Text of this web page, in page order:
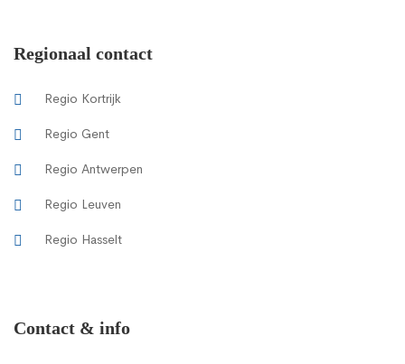
Regionaal contact
Regio Kortrijk
Regio Gent
Regio Antwerpen
Regio Leuven
Regio Hasselt
Contact & info